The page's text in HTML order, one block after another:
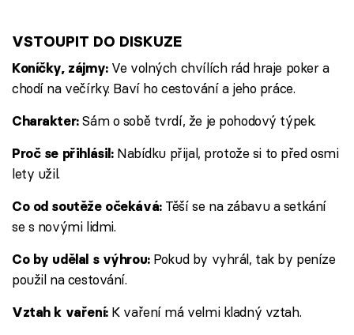
VSTOUPIT DO DISKUZE
Koníčky, zájmy: Ve volných chvílích rád hraje poker a
chodí na večírky. Baví ho cestování a jeho práce.
Charakter:Sám o sobě tvrdí, že je pohodový týpek.
Proč se přihlásil:Nabídku přijal, protože si to před osmi
lety užil.
Co od soutěže očekává:Těší se na zábavu a setkání
se s novými lidmi.
Co by udělal s výhrou:Pokud by vyhrál, tak by peníze
použil na cestování.
Vztah k vaření:K vaření má velmi kladný vztah.